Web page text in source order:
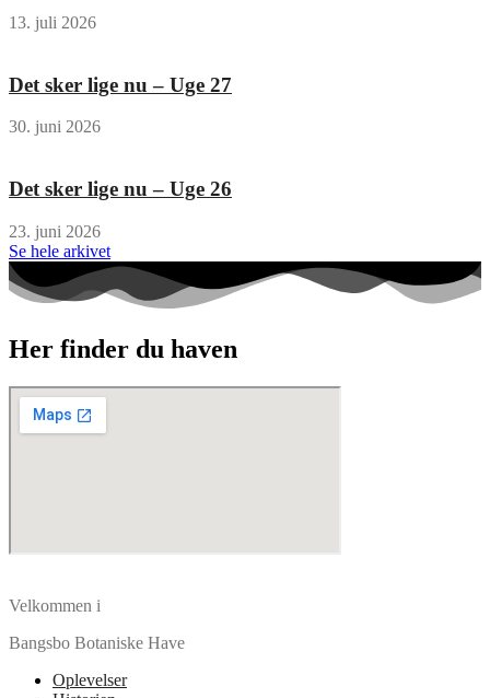
13. juli 2026
Det sker lige nu – Uge 27
30. juni 2026
Det sker lige nu – Uge 26
23. juni 2026
Se hele arkivet
Her finder du haven
Velkommen i
Bangsbo Botaniske Have
Oplevelser